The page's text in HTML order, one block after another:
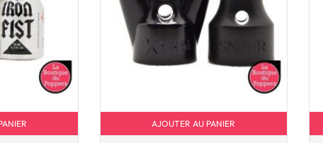
AJOUTER AU PANIER